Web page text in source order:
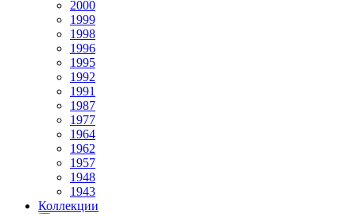
2000
1999
1998
1996
1995
1992
1991
1987
1977
1964
1962
1957
1948
1943
Коллекции